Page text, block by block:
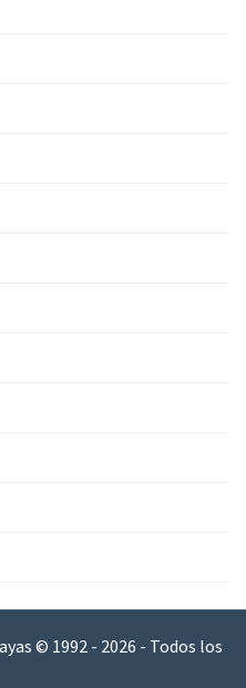
© 1992 - 2026 - Todos los